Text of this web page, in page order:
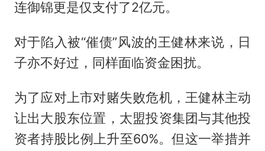
连御锦更是仅支付了2亿元。
对于陷入被“催债”风波的王健林来说，日
子亦不好过，同样面临资金困扰。
为了应对上市对赌失败危机，王健林主动
让出大股东位置，太盟投资集团与其他投
资者持股比例上升至60%。但这一举措并